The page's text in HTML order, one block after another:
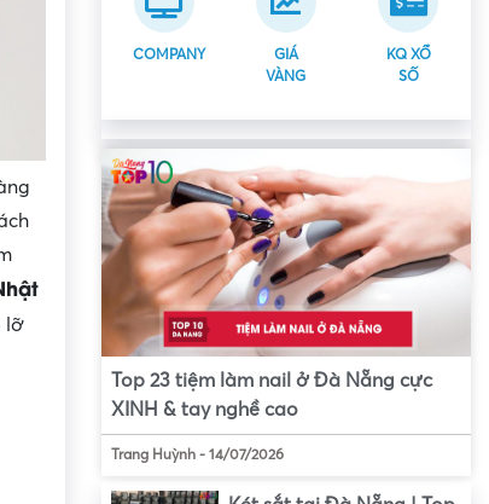
lỡ
COMPANY
GIÁ
VÀNG
KQ XỔ
SỐ
Top 23 tiệm làm nail ở Đà Nẵng cực
XINH & tay nghề cao
Trang Huỳnh - 14/07/2026